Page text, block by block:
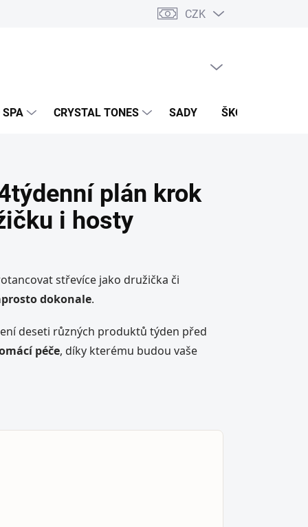
CZK
SPA CRYSTAL TONES SADY ŠKOLENÍ A
plán krok
i hosty
střevíce jako družička či
dokonale.
deseti různých produktů týden před
péče, díky kterému budou vaše